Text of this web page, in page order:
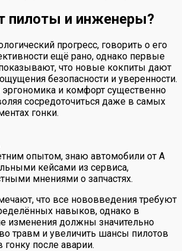
пилоты и инженеры?
прогресс, говорить о его
ещё рано, однако первые
что новые кокпиты дают
безопасности и уверенности.
и комфорт существенно
сосредоточиться даже в самых
гонки.
опытом, знаю автомобили от А
кейсами из сервиса,
мнениями о запчастях.
что все нововведения требуют
навыков, однако в
изменения должны значительно
травм и увеличить шансы пилотов
после аварии.